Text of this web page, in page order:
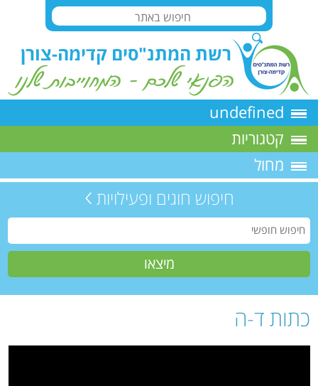
undefined
קטגוריות
מחול
חיפוש חוגים ופעילויות
כתות ד-ה